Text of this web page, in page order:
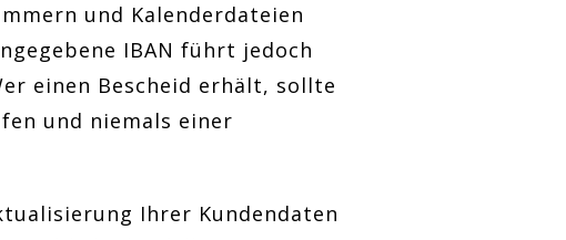
und Kalenderdateien
IBAN führt jedoch
einen Bescheid erhält, sollte
und niemals einer
Ihrer Kundendaten